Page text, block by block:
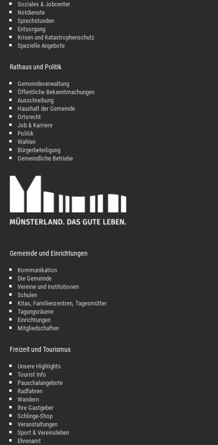
Soziales & Jobcenter
Notdienste
Sprechstunden
Entsorgung
Krisen und Katastrophenschutz
Spezielle Angebote
Rathaus und Politik
Gemeindeverwaltung
Öffentliche Bekanntmachungen
Ausschreibung
Haushalt der Gemeinde
Ortsrecht
Job & Karriere
Politik
Wahlen
Bürgerbeteiligung
Gemeindliche Betriebe
Gemeinde und Einrichtungen
Kommunikation
Die Gemeinde
Vereine und Institutionen
Schulen
Kitas, Familienzentren, Tagesmütter
Tagungsräume
Einrichtungen
Mitgliedschaften
Freizeit und Tourismus
Unsere Highlights
Tourist Info
Pauschalangebote
Radfahren
Wandern
Ihre Gastgeber
Schlinge-Shop
Veranstaltungen
Sport & Vereinsleben
Ehrenamt